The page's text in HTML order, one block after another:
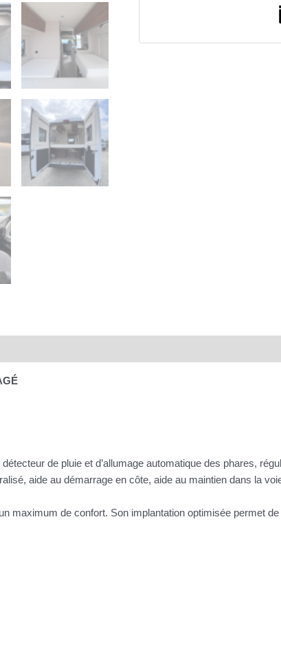
de pluie et d’allumage automatique des phares,
aide au démarrage en côte, aide au maintien dans la
maximum de confort. Son implantation optimisée permet